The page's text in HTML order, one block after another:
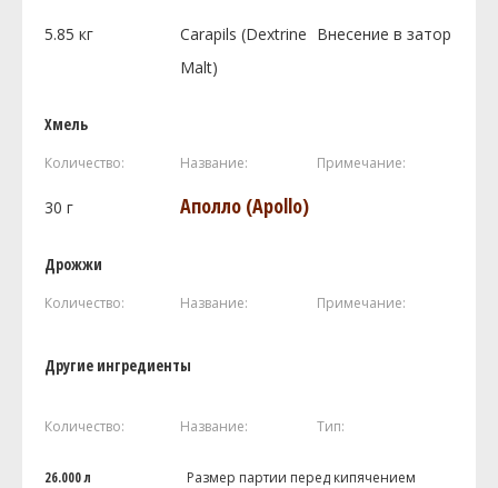
5.85 кг
Carapils (Dextrine
Malt)
Внесение в затор
Хмель
Количество: Название: Примечание:
30 г Аполло (Apollo)
Дрожжи
Количество: Название: Примечание:
Другие ингредиенты
Количество: Название: Тип:
26.000 л
Размер партии перед кипячением